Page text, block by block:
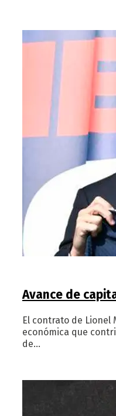
Avance de
El contrato de Lionel
económica que
de…